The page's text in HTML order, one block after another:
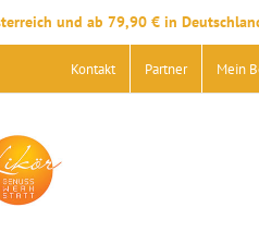
und ab 79,90 € in
Kontakt Partner Mein